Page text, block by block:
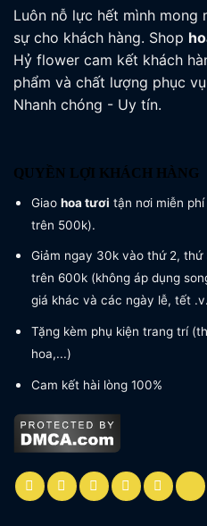
Luôn nỗ lực hết mình mong
sự cho khách hàng. Shop
Hỷ flower cam kết khách
phẩm và chất lượng phục
Nhanh chóng - Uy tín.
QUYỀN LỢI KHÁCH HÀNG
Giao hoa tươi tận nơi miễn
trên 500k).
Giảm ngay 30k vào thứ 2, thứ
trên 600k (không áp dụng
giá khác và các ngày lễ, tết
Tặng kèm phụ kiện trang trí
hoa,...)
Cam kết hài lòng 100%